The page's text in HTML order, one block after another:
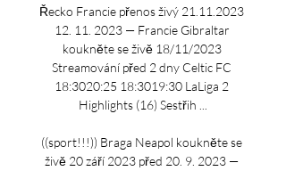
Řecko Francie přenos živý 21.11.2023
12. 11. 2023 — Francie Gibraltar
koukněte se živě 18/11/2023
Streamování před 2 dny Celtic FC
18:3020:25 18:3019:30 LaLiga 2
Highlights (16) Sestřih ...
((sport!!!)) Braga Neapol koukněte se
živě 20 září 2023 před 20. 9. 2023 —